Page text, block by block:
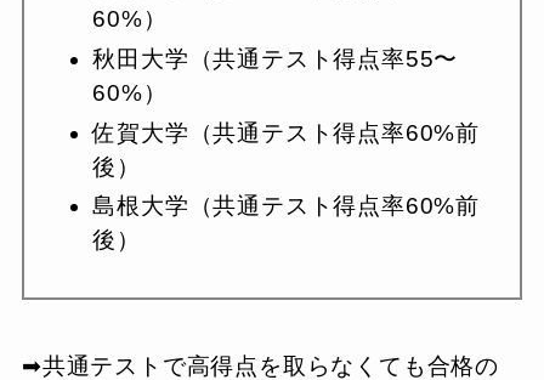
60%）
秋田大学（共通テスト得点率55〜
60%）
佐賀大学（共通テスト得点率60%前
後）
島根大学（共通テスト得点率60%前
後）
➡︎共通テストで高得点を取らなくても合格の